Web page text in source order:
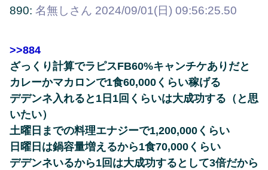
890: 名無しさん 2024/09/01(日) 09:56:25.50
>>884
ざっくり計算でラピスFB60%キャンチケありだと
カレーかマカロンで1食60,000くらい稼げる
デデンネ入れると1日1回くらいは大成功する（と思
いたい）
土曜日までの料理エナジーで1,200,000くらい
日曜日は鍋容量増えるから1食70,000くらい
デデンネいるから1回は大成功するとして3倍だから